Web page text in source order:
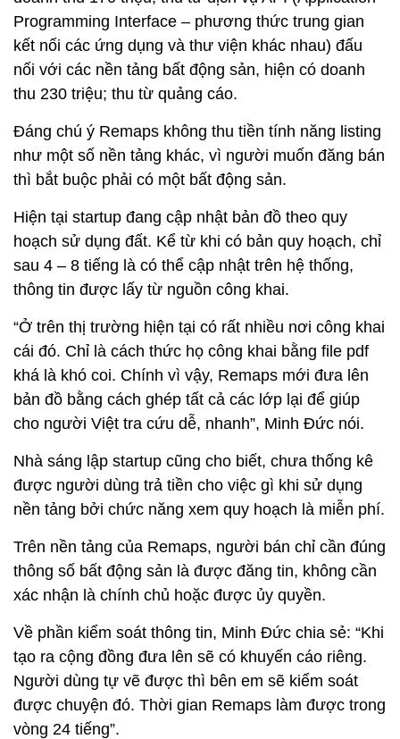
Programming Interface – phương thức trung gian
kết nối các ứng dụng và thư viện khác nhau) đấu
nối với các nền tảng bất động sản, hiện có doanh
thu 230 triệu; thu từ quảng cáo.
Đáng chú ý Remaps không thu tiền tính năng listing
như một số nền tảng khác, vì người muốn đăng bán
thì bắt buộc phải có một bất động sản.
Hiện tại startup đang cập nhật bản đồ theo quy
hoạch sử dụng đất. Kể từ khi có bản quy hoạch, chỉ
sau 4 – 8 tiếng là có thể cập nhật trên hệ thống,
thông tin được lấy từ nguồn công khai.
“Ở trên thị trường hiện tại có rất nhiều nơi công khai
cái đó. Chỉ là cách thức họ công khai bằng file pdf
khá là khó coi. Chính vì vậy, Remaps mới đưa lên
bản đồ bằng cách ghép tất cả các lớp lại để giúp
cho người Việt tra cứu dễ, nhanh”, Minh Đức nói.
Nhà sáng lập startup cũng cho biết, chưa thống kê
được người dùng trả tiền cho việc gì khi sử dụng
nền tảng bởi chức năng xem quy hoạch là miễn phí.
Trên nền tảng của Remaps, người bán chỉ cần đúng
thông số bất động sản là được đăng tin, không cần
xác nhận là chính chủ hoặc được ủy quyền.
Về phần kiểm soát thông tin, Minh Đức chia sẻ: “Khi
tạo ra cộng đồng đưa lên sẽ có khuyến cáo riêng.
Người dùng tự vẽ được thì bên em sẽ kiểm soát
được chuyện đó. Thời gian Remaps làm được trong
vòng 24 tiếng”.